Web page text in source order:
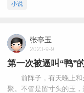
小说
张亭玉
2023-9-9
第一次被逼叫“鸭”
前阵子，有天晚上和
聚。不管是留寸头的玉，